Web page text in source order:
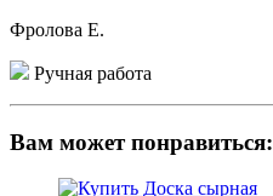
Фролова Е.
Ручная работа
Вам может понравиться: